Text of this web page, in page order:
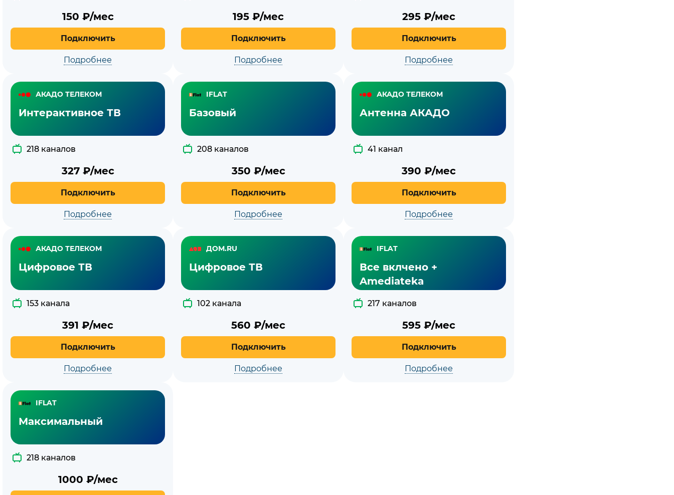
150 ₽/мес
Подключить
Подробнее
195 ₽/мес
Подключить
Подробнее
295 ₽/мес
Подключить
Подробнее
АКАДО ТЕЛЕКОМ
Интерактивное ТВ
218 каналов
327₽/мес
Подключить
Подробнее
IFLAT
Базовый
208 каналов
350 ₽/мес
Подключить
Подробнее
АКАДО ТЕЛЕКОМ
Антенна АКАДО
41 канал
390 ₽/мес
Подключить
Подробнее
АКАДО ТЕЛЕКОМ
Цифровое ТВ
153 канала
391 ₽/мес
Подключить
Подробнее
ДОМ.RU
Цифровое ТВ
102 канала
560 ₽/мес
Подключить
Подробнее
IFLAT
Все вклчено +
Amediateka
217 каналов
595 ₽/мес
Подключить
Подробнее
IFLAT
Максимальный
218 каналов
1000 ₽/мес